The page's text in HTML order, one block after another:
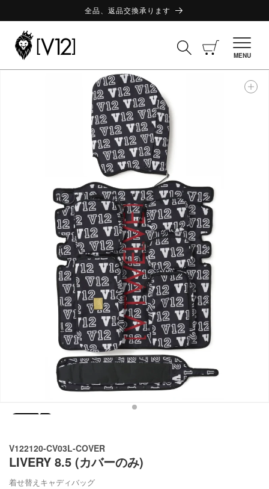
進む
全品、返品交換承ります
MENU
ー
商品情
ギ
ャ
ラ
リ
ー
ビ
ュ
ー
で
掲
載
さ
て
い
る
1
を
V122120-CV03L-COVER
LIVERY 8.5 (カバーのみ)
着せ替えキャディバッグ